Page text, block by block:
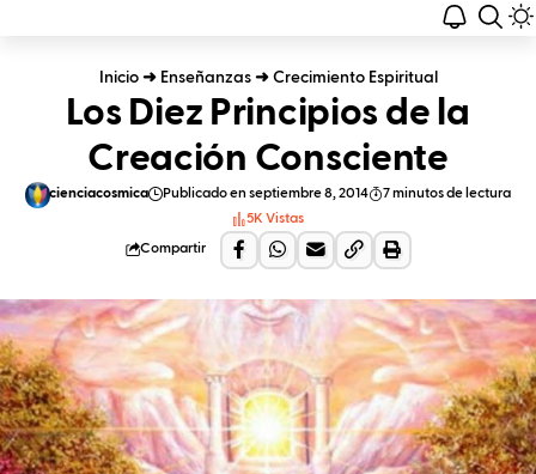
Inicio➜ Enseñanzas➜ Crecimiento Espiritual
Los Diez Principios de la
Creación Consciente
cienciacosmica Publicado en septiembre 8, 2014
7 minutos de lectura
5K Vistas
Compartir